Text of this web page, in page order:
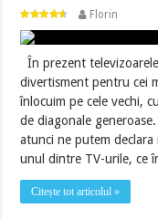
Florin
În prezent
divertisment pentru cei
înlocuim pe cele vechi,
de diagonale
atunci ne putem
unul dintre TV-urile, ce
Citește tot articolul »